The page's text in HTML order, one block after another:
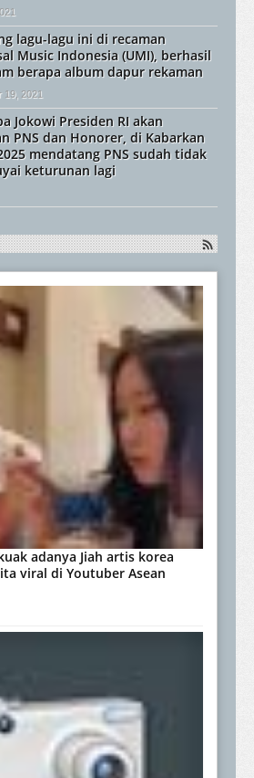
lagu-lagu ini di recaman
Music Indonesia (UMI), berhasil
berapa album dapur rekaman
19, 2021
Jokowi Presiden RI akan
PNS dan Honorer, di Kabarkan
mendatang PNS sudah tidak
keturunan lagi
adanya Jiah artis korea
viral di Youtuber Asean